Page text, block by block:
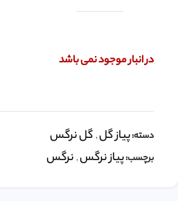
در انبار موجود نمی باشد
دسته:پیاز گل,گل نرگس
برچسب:پیاز نرگس,نرگس